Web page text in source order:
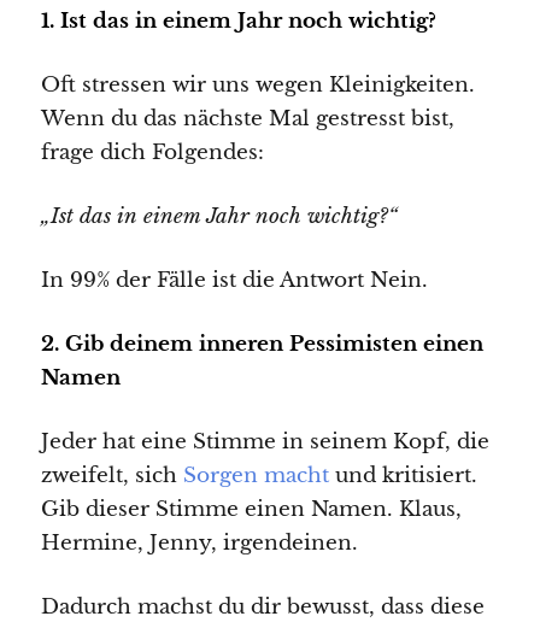
1. Ist das in einem Jahr noch wichtig?
Oft stressen wir uns wegen Kleinigkeiten.
Wenn du das nächste Mal gestresst bist,
frage dich Folgendes:
„Ist das in einem Jahr noch wichtig?“
In 99% der Fälle ist die Antwort Nein.
2. Gib deinem inneren Pessimisten einen
Namen
Jeder hat eine Stimme in seinem Kopf, die
zweifelt, sich Sorgen machtund kritisiert.
Gib dieser Stimme einen Namen. Klaus,
Hermine, Jenny, irgendeinen.
Dadurch machst du dir bewusst, dass diese